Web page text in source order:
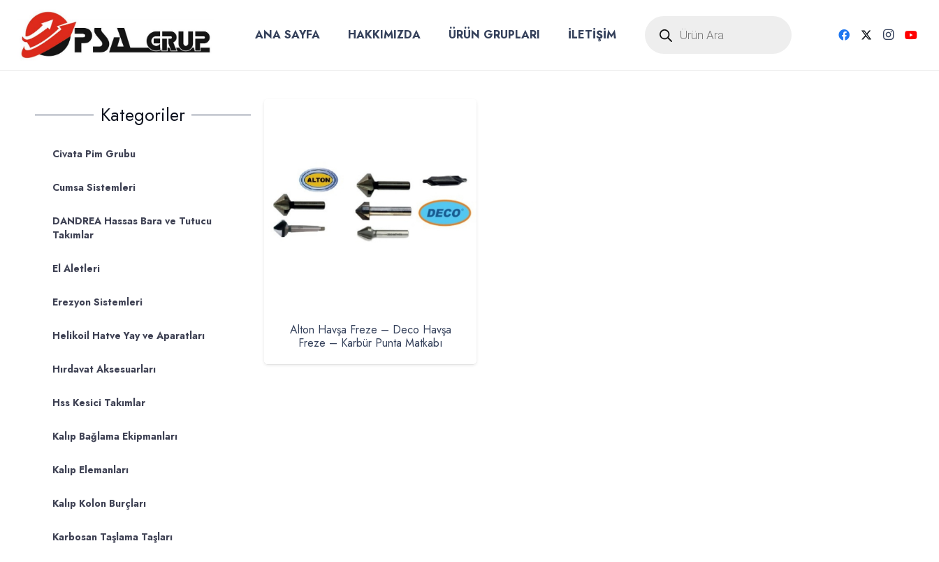
ANA SAYFA HAKKIMIZDA ÜRÜN GRUPLARI İLETİŞİM search
Kategoriler
Civata Pim Grubu
Cumsa Sistemleri
DANDREA Hassas Bara ve Tutucu
Takımlar
El Aletleri
Erezyon Sistemleri
Helikoil Hatve Yay ve Aparatları
Hırdavat Aksesuarları
Hss Kesici Takımlar
Kalıp Bağlama Ekipmanları
Kalıp Elemanları
Kalıp Kolon Burçları
Karbosan Taşlama Taşları
Alton Havşa Freze – Deco Havşa
Freze – Karbür Punta Matkabı